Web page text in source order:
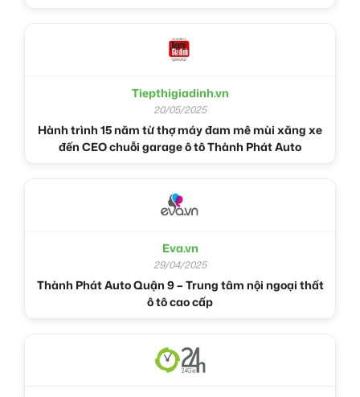
Tiepthigiadinh.vn
20/05/2025
Hành trình 15 năm từ thợ máy đam mê mùi xăng xe
đến CEO chuỗi garage ô tô Thành Phát Auto
Eva.vn
29/04/2025
Thành Phát Auto Quận 9 – Trung tâm nội ngoại thất
ô tô cao cấp